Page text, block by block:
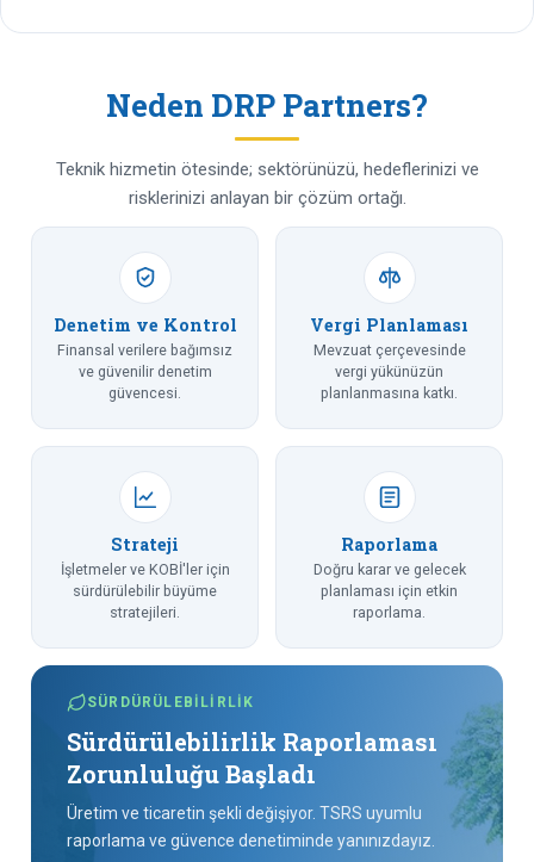
Neden DRP Partners?
Teknik hizmetin ötesinde; sektörünüzü, hedeflerinizi ve
risklerinizi anlayan bir çözüm ortağı.
Denetim ve Kontrol
Finansal verilere bağımsız
ve güvenilir denetim
güvencesi.
Vergi Planlaması
Mevzuat çerçevesinde
vergi yükünüzün
planlanmasına katkı.
Strateji
İşletmeler ve KOBİ'ler için
sürdürülebilir büyüme
stratejileri.
Raporlama
Doğru karar ve gelecek
planlaması için etkin
raporlama.
SÜRDÜRÜLEBILIRLIK
Sürdürülebilirlik Raporlaması
Zorunluluğu Başladı
Üretim ve ticaretin şekli değişiyor. TSRS uyumlu
raporlama ve güvence denetiminde yanınızdayız.